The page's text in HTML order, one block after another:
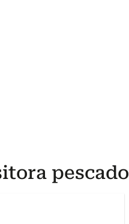
pescado